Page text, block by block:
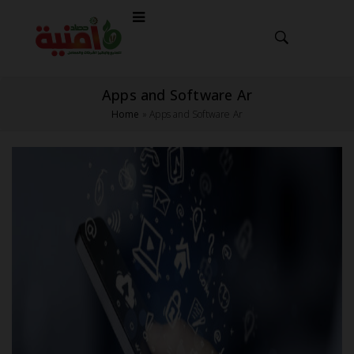
Apps and Software Ar
Home » Apps and Software Ar